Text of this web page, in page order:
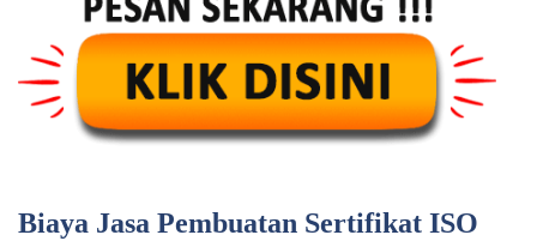
Biaya Jasa Pembuatan Sertifikat ISO